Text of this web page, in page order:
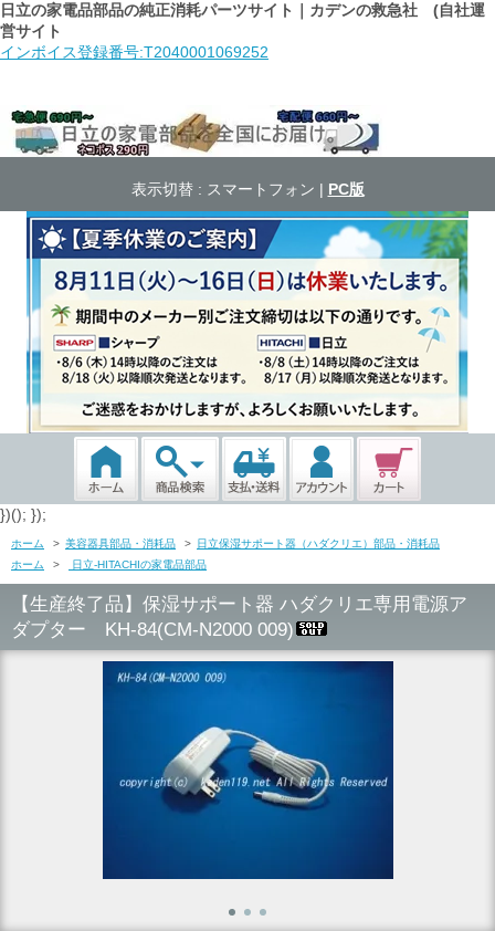
日立の家電品部品の純正消耗パーツサイト｜カデンの救急社 (自社運
営サイト
インボイス登録番号:T2040001069252
表示切替 : スマートフォン | PC版
})(); });
ホーム > 美容器具部品・消耗品 > 日立保湿サポート器（ハダクリエ）部品・消耗品
ホーム
> 日立-HITACHIの家電品部品
【生産終了品】保湿サポート器 ハダクリエ専用電源ア
ダプター KH-84(CM-N2000 009)